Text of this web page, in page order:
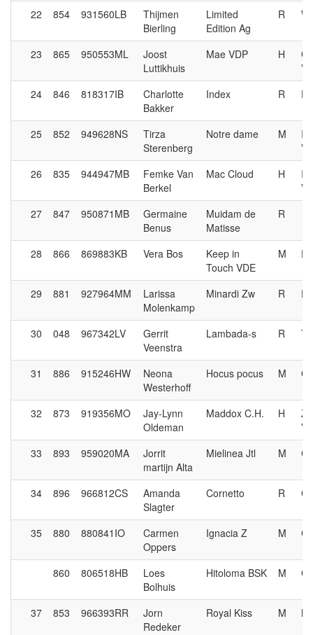
22 854 931560LB
Thijmen
Bierling
Limited
Edition Ag
R
23 865 950553ML
Joost
Luttikhuis
Mae VDP H
24
846 818317IB
Charlotte
Bakker
Index R
25 852 949628NS
Tirza
Sterenberg
Notre dame M
26
835 944947MB
Femke Van
Berkel
Mac Cloud H
27
847 950871MB
Germaine
Benus
Muidam de
Matisse
R
28 866 869883KB Vera Bos
Keep in
Touch VDE
M
29 881 927964MM
Larissa
Molenkamp
Minardi Zw R
30 048 967342LV
Gerrit
Veenstra
Lambada-s R
31 886 915246HW
Neona
Westerhoff
Hocus pocus M
32 873 919356MO
Jay-Lynn
Oldeman
Maddox C.H. H
33
893 959020MA
Jorrit
martijn Alta
Mielinea Jtl M
34 896 966812CS
Amanda
Slagter
Cornetto R
35 880 880841IO
Carmen
Oppers
Ignacia Z M
860 806518HB
Loes
Bolhuis
Hitoloma BSK M
37 853 966393RR
Jorn
Redeker
Royal Kiss M